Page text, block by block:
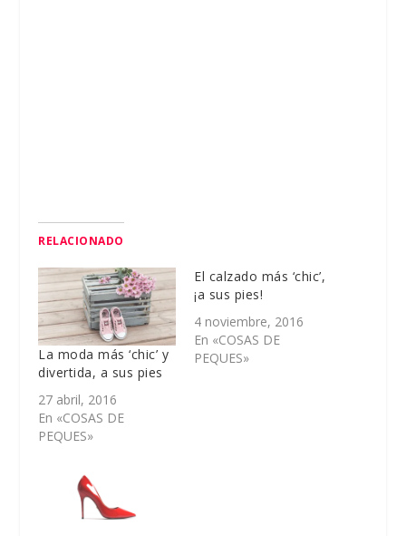
RELACIONADO
La moda más ‘chic’ y
divertida, a sus pies
27 abril, 2016
En «COSAS DE
PEQUES»
El calzado más ‘chic’,
¡a sus pies!
4 noviembre, 2016
En «COSAS DE
PEQUES»